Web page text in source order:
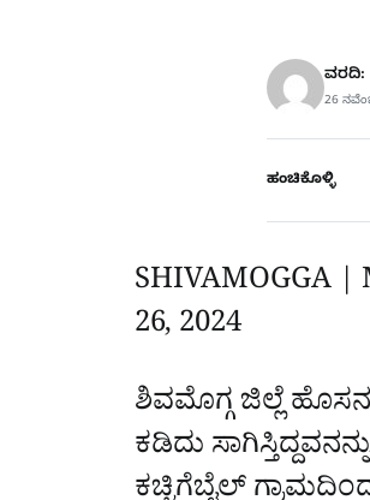
ವರದಿ:
26
ಹಂಚಿಕೊಳ್ಳಿ
SHIVAMOGGA |
26, 2024
ಶಿವಮೊಗ್ಗ ಜಿಲ್ಲೆ
ಕಡಿದು